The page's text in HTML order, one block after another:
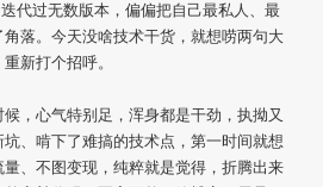
代过无数版本，偏偏把自己最私人、最
落。今天没啥技术干货，就想唠两句大
新打个招呼。
，心气特别足，浑身都是干劲，执拗又
、啃下了难搞的技术点，第一时间就想
、不图变现，纯粹就是觉得，折腾出来